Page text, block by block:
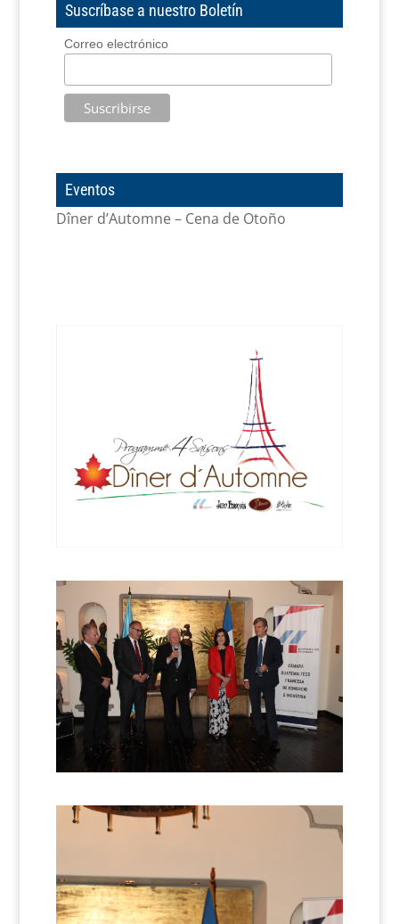
Suscríbase a nuestro Boletín
Correo electrónico
Eventos
Dîner d’Automne – Cena de Otoño